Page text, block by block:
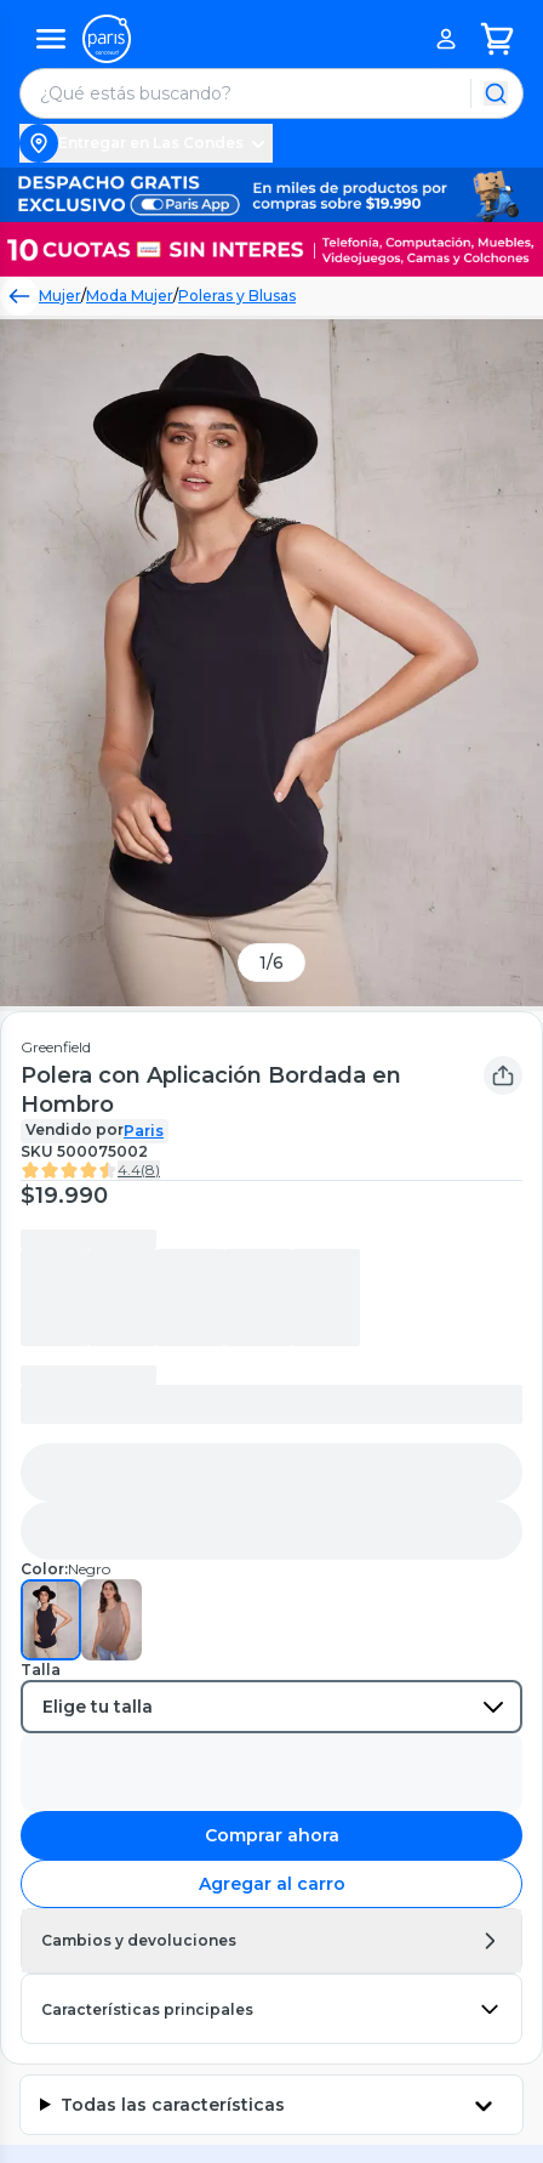
Mujer/Moda Mujer/Poleras y Blusas
1/6
Greenfield
Polera con Aplicación Bordada en
Hombro
Vendido porParis
SKU 500075002
4.4(8)
$19.990
Color:Negro
Talla
Comprar ahora
Agregar al carro
Cambios y devoluciones
Características principales
Todas las características